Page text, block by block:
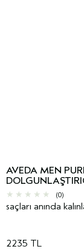
AVEDA MEN
(0)
saçları anında
2235 TL